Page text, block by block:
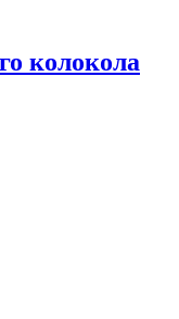
колокола